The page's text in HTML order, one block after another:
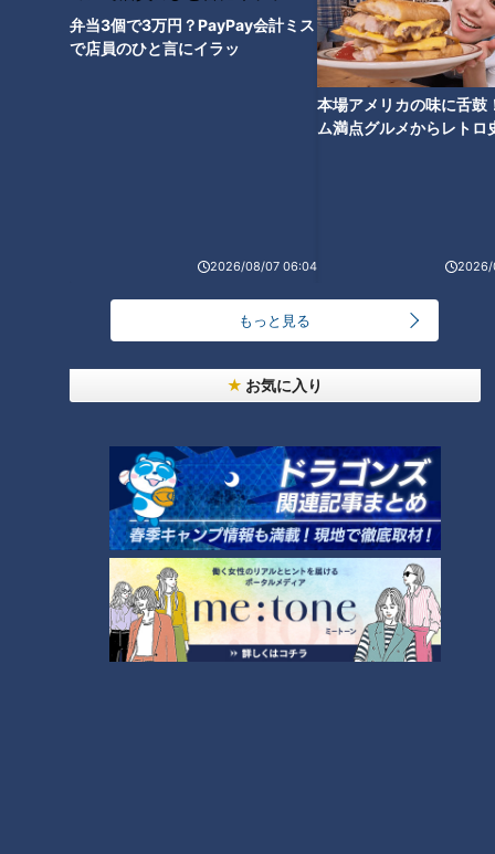
弁当3個で3万円？PayPay会計ミス
で店員のひと言にイラッ
2026/08/07 06:04
本場アメリカの味に舌鼓
ム満点グルメからレトロ
2026/
もっと見る
お気に入り
【雑談】喋りのプロの4人が
「ノーカット・無計画」で雑談
してみた結果は？
【アナウンサーの2次会？】若
CBC5チャン春祭り・カラオケ
大会ほぼすべて見せます！
「ふわっ！しゅわっ！軽っ！」
食べるとす～っと消える！？
ふわふわ」とは？
タグ
アナウンサー 中村彩賀 友廣南実 小川実桜
番組紹介
アナウンサー
アナウンサーYouTube企画